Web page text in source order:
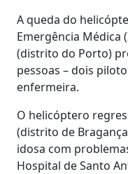
A queda do
Emergência Médica
(distrito do Porto)
pessoas – dois
enfermeira.
O helicóptero
(distrito de
idosa com
Hospital de Santo